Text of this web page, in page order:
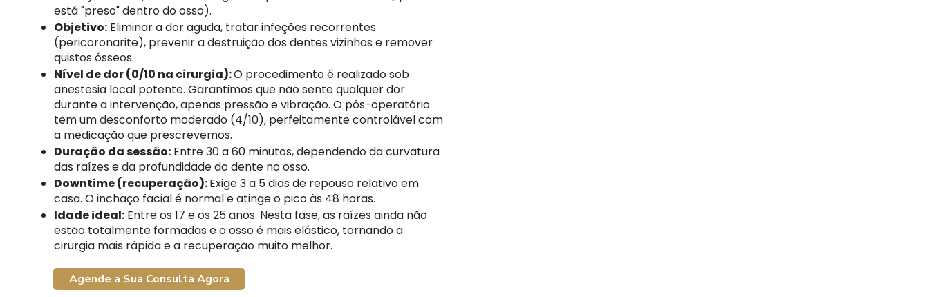
está "preso" dentro do osso).
Objetivo:Eliminar a dor aguda, tratar infeções recorrentes
(pericoronarite), prevenir a destruição dos dentes vizinhos e remover
quistos ósseos.
Nível de dor (0/10 na cirurgia):O procedimento é realizado sob
anestesia local potente. Garantimos que não sente qualquer dor
durante a intervenção, apenas pressão e vibração. O pós-operatório
tem um desconforto moderado (4/10), perfeitamente controlável com
a medicação que prescrevemos.
Duração da sessão:Entre 30 a 60 minutos, dependendo da curvatura
das raízes e da profundidade do dente no osso.
Downtime (recuperação):Exige 3 a 5 dias de repouso relativo em
casa. O inchaço facial é normal e atinge o pico às 48 horas.
Idade ideal:Entre os 17 e os 25 anos. Nesta fase, as raízes ainda não
estão totalmente formadas e o osso é mais elástico, tornando a
cirurgia mais rápida e a recuperação muito melhor.
Agende a Sua Consulta Agora